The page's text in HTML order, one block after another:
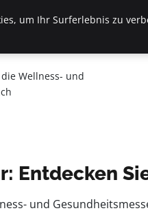
Wellness- und
Entdecken
und
um Ihr Surferlebnis zu